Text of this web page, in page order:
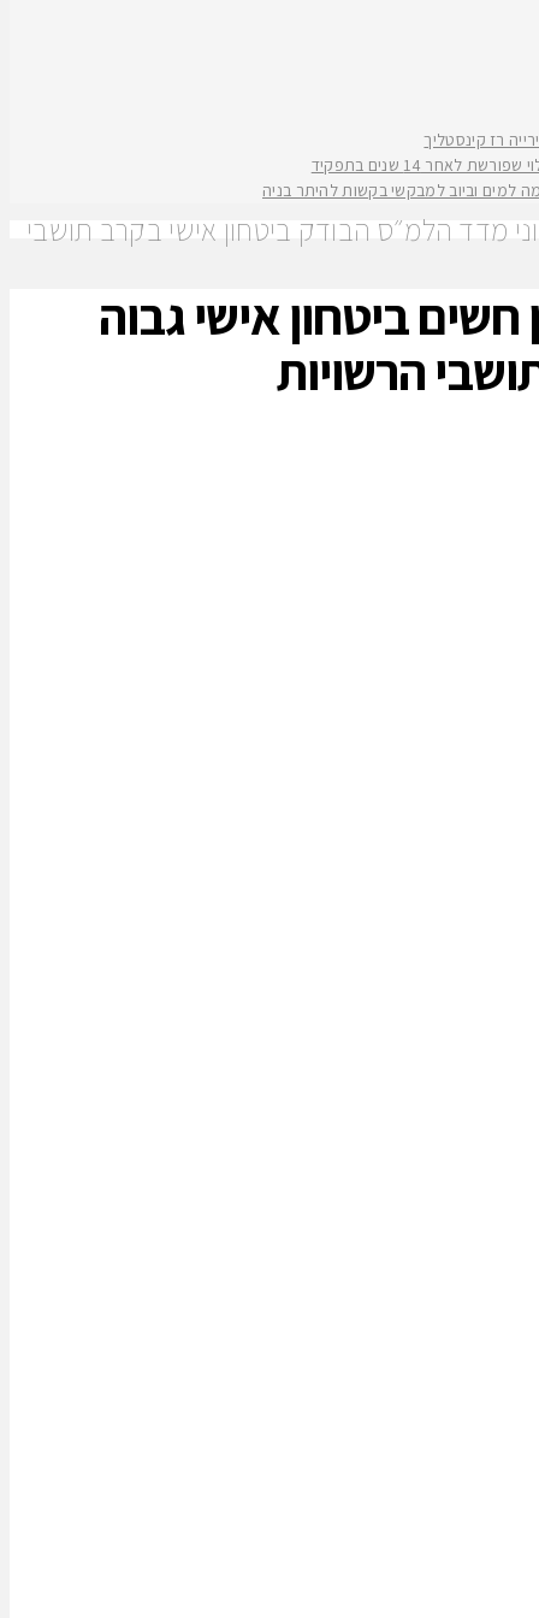
14 שנים בתפקיד
למים וביוב למבקשי בקשות להיתר בניה
כחלק מנתוני מדד הלמ״ס הבודק ביטחון אישי בקרב תושבי
ראשון לציון חשים ביטחון אישי גבוה
הרשויות